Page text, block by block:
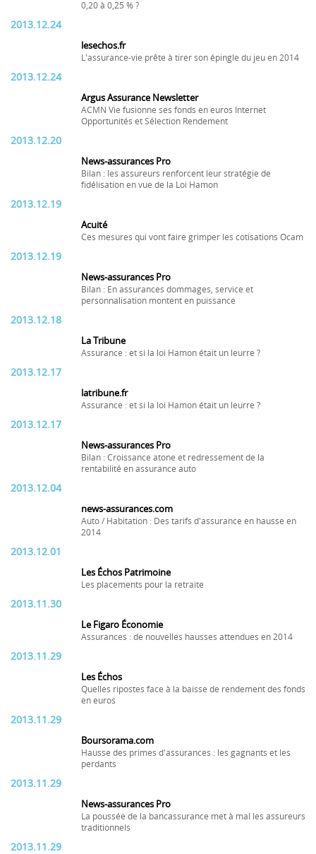
0,20 à 0,25 % ?
2013.12.24
lesechos.fr
L'assurance-vie prête à tirer son épingle du jeu en 2014
2013.12.24
Argus Assurance Newsletter
ACMN Vie fusionne ses fonds en euros Internet
Opportunités et Sélection Rendement
2013.12.20
News-assurances Pro
Bilan : les assureurs renforcent leur stratégie de
fidélisation en vue de la Loi Hamon
2013.12.19
Acuité
Ces mesures qui vont faire grimper les cotisations Ocam
2013.12.19
News-assurances Pro
Bilan : En assurances dommages, service et
personnalisation montent en puissance
2013.12.18
La Tribune
Assurance : et si la loi Hamon était un leurre ?
2013.12.17
latribune.fr
Assurance : et si la loi Hamon était un leurre ?
2013.12.17
News-assurances Pro
Bilan : Croissance atone et redressement de la
rentabilité en assurance auto
2013.12.04
news-assurances.com
Auto / Habitation : Des tarifs d'assurance en hausse en
2014
2013.12.01
Les Échos Patrimoine
Les placements pour la retraite
2013.11.30
Le Figaro Économie
Assurances : de nouvelles hausses attendues en 2014
2013.11.29
Les Échos
Quelles ripostes face à la baisse de rendement des fonds
en euros
2013.11.29
Boursorama.com
Hausse des primes d'assurances : les gagnants et les
perdants
2013.11.29
News-assurances Pro
La poussée de la bancassurance met à mal les assureurs
traditionnels
2013.11.29